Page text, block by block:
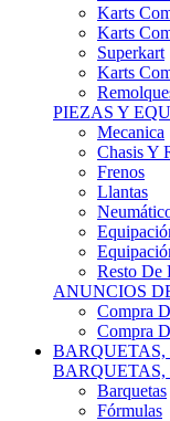
Karts
Superkart
Karts
Remolques
PIEZAS Y
Mecanica
Chasis Y
Frenos
Llantas
Neumáticos
Resto De
ANUNCIOS
Compra
Compra
Barquetas
Fórmulas
Cm